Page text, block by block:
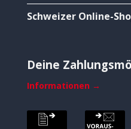
Schweizer Online-
Deine
Informationen →